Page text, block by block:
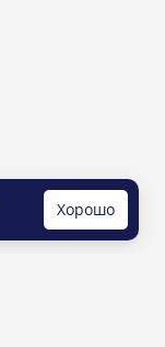
Хорошо